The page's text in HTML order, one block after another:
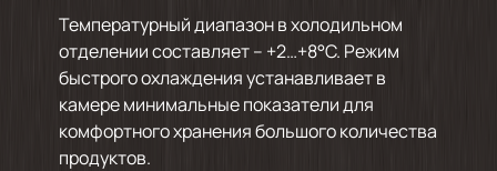
Температурный диапазон в холодильном
отделении составляет – +2…+8°C. Режим
быстрого охлаждения устанавливает в
камере минимальные показатели для
комфортного хранения большого количества
продуктов.